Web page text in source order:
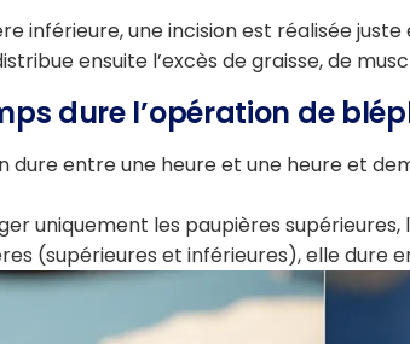
inférieure, une incision est réalisée
ensuite l’excès de graisse, de
dure l’opération de
dure entre une heure et une heure et
uniquement les paupières
(supérieures et inférieures), elle dure